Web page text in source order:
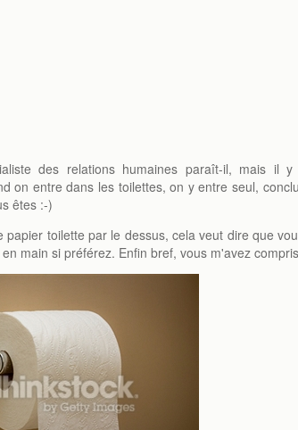
des relations humaines paraît-il, mais il
on entre dans les toilettes, on y entre seul,
êtes :-)
papier toilette par le dessus, cela veut dire que
main si préférez. Enfin bref, vous m'avez